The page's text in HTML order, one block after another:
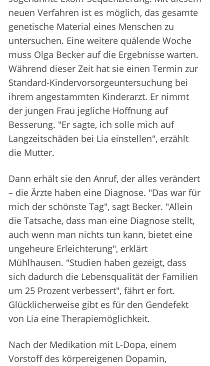
neuen Verfahren ist es möglich, das gesamte
genetische Material eines Menschen zu
untersuchen. Eine weitere quälende Woche
muss Olga Becker auf die Ergebnisse warten.
Während dieser Zeit hat sie einen Termin zur
Standard-Kindervorsorgeuntersuchung bei
ihrem angestammten Kinderarzt. Er nimmt
der jungen Frau jegliche Hoffnung auf
Besserung. "Er sagte, ich solle mich auf
Langzeitschäden bei Lia einstellen", erzählt
die Mutter.
Dann erhält sie den Anruf, der alles verändert
– die Ärzte haben eine Diagnose. "Das war für
mich der schönste Tag", sagt Becker. "Allein
die Tatsache, dass man eine Diagnose stellt,
auch wenn man nichts tun kann, bietet eine
ungeheure Erleichterung", erklärt
Mühlhausen. "Studien haben gezeigt, dass
sich dadurch die Lebensqualität der Familien
um 25 Prozent verbessert", fährt er fort.
Glücklicherweise gibt es für den Gendefekt
von Lia eine Therapiemöglichkeit.
Nach der Medikation mit L-Dopa, einem
Vorstoff des körpereigenen Dopamin,